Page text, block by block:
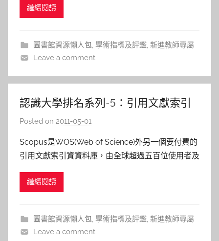
l
a
l
免費資源，屬於付費資料庫內的文獻內容只能在購買
單
繼續閱讀
圖書館資源懶人包, 學術指標及評鑑, 新進教師專屬
Leave a comment
認識大學排名系列-5：引用文獻索引
資料庫Scopus
Posted on 2011-05-01
s
h
l
a
Scopus是WOS(Web of Science)外另一個要付費的
引用文獻索引資資料庫，由全球超過五百位使用者及
有，所收錄資料與WOS雖有重複但並不一致，WOS
繼續閱讀
圖書館資源懶人包, 學術指標及評鑑, 新進教師專屬
Leave a comment